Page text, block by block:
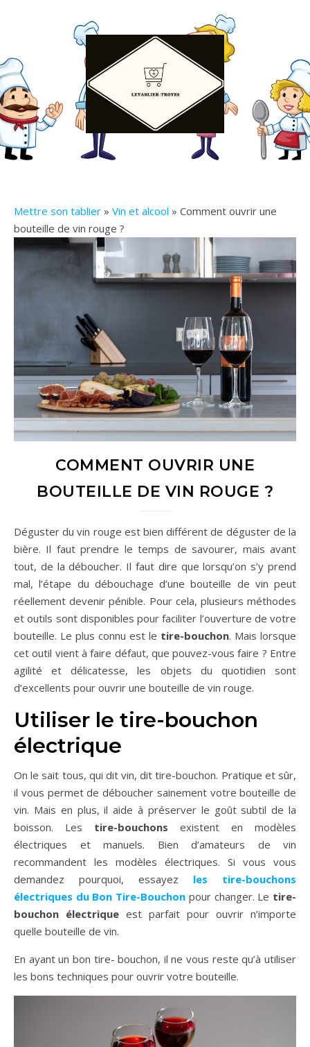
Mettre son tablier » Vin et alcool » Comment ouvrir une
bouteille de vin rouge ?
COMMENT OUVRIR UNE
BOUTEILLE DE VIN ROUGE ?
Déguster du vin rouge est bien différent de déguster de la
bière. Il faut prendre le temps de savourer, mais avant
tout, de la déboucher. Il faut dire que lorsqu’on s’y prend
mal, l’étape du débouchage d’une bouteille de vin peut
réellement devenir pénible. Pour cela, plusieurs méthodes
et outils sont disponibles pour faciliter l’ouverture de votre
bouteille. Le plus connu est le tire-bouchon. Mais lorsque
cet outil vient à faire défaut, que pouvez-vous faire ? Entre
agilité et délicatesse, les objets du quotidien sont
d’excellents pour ouvrir une bouteille de vin rouge.
Utiliser le tire-bouchon
électrique
On le sait tous, qui dit vin, dit tire-bouchon. Pratique et sûr,
il vous permet de déboucher sainement votre bouteille de
vin. Mais en plus, il aide à préserver le goût subtil de la
boisson. Les tire-bouchons existent en modèles
électriques et manuels. Bien d’amateurs de vin
recommandent les modèles électriques. Si vous vous
demandez pourquoi, essayez les tire-bouchons
électriques du Bon Tire-Bouchon pour changer. Le tire-
bouchon électrique est parfait pour ouvrir n’importe
quelle bouteille de vin.
En ayant un bon tire- bouchon, il ne vous reste qu’à utiliser
les bons techniques pour ouvrir votre bouteille.